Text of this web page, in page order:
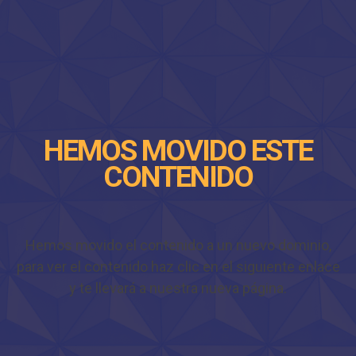
HEMOS MOVIDO ESTE
CONTENIDO
Hemos movido el contenido a un nuevo dominio,
para ver el contenido haz clic en el siguiente enlace
y te llevará a nuestra nueva página.